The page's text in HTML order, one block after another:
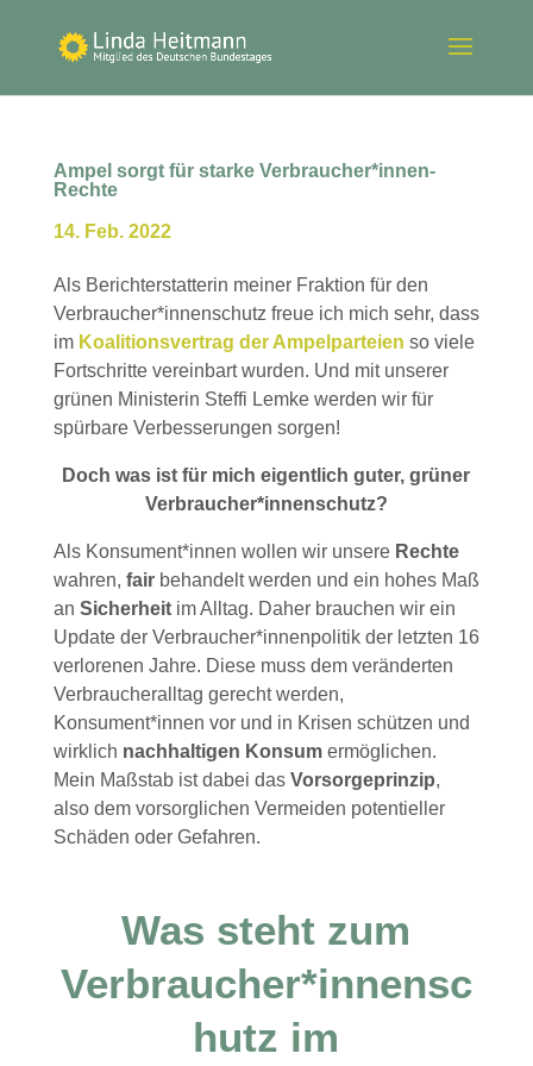
Ampel sorgt für starke Verbraucher*innen-
Rechte
14. Feb. 2022
Als Berichterstatterin meiner Fraktion für den
Verbraucher*innenschutz freue ich mich sehr, dass
im Koalitionsvertrag der Ampelparteien so viele
Fortschritte vereinbart wurden. Und mit unserer
grünen Ministerin Steffi Lemke werden wir für
spürbare Verbesserungen sorgen!
Doch was ist für mich eigentlich guter, grüner
Verbraucher*innenschutz?
Als Konsument*innen wollen wir unsere Rechte
wahren, fair behandelt werden und ein hohes Maß
an Sicherheit im Alltag. Daher brauchen wir ein
Update der Verbraucher*innenpolitik der letzten 16
verlorenen Jahre. Diese muss dem veränderten
Verbraucheralltag gerecht werden,
Konsument*innen vor und in Krisen schützen und
wirklich nachhaltigen Konsumermöglichen.
Mein Maßstab ist dabei das Vorsorgeprinzip,
also dem vorsorglichen Vermeiden potentieller
Schäden oder Gefahren.
Was steht zum
Verbraucher*innensc
hutz im